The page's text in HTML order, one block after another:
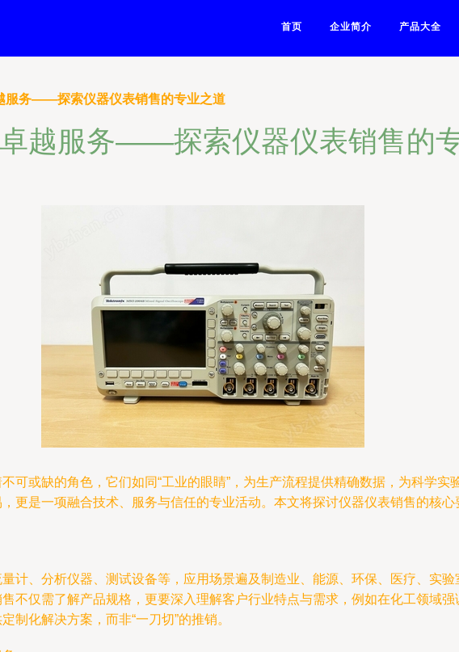
首页 企业简介 产品大全
服务——探索仪器仪表销售的专业之道
越服务——探索仪器仪表销售的
可或缺的角色，它们如同“工业的眼睛”，为生产流程提供精确数据，为科学
更是一项融合技术、服务与信任的专业活动。本文将探讨仪器仪表销售的核
计、分析仪器、测试设备等，应用场景遍及制造业、能源、环保、医疗、实
不仅需了解产品规格，更要深入理解客户行业特点与需求，例如在化工领域
制化解决方案，而非“一刀切”的推销。